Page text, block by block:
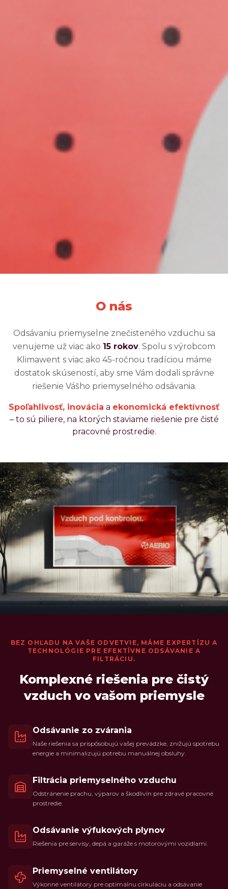
O nás
Odsávaniu priemyselne znečisteného vzduchu sa
venujeme už viac ako 15 rokov. Spolu s výrobcom
Klimawent s viac ako 45-ročnou tradíciou máme
dostatok skúseností, aby sme Vám dodali správne
riešenie Vášho priemyselného odsávania.
Spoľahlivosť, inovácia a ekonomická efektívnosť
– to sú piliere, na ktorých staviame riešenie pre čisté
pracovné prostredie.
BEZ OHĽADU NA VAŠE ODVETVIE, MÁME EXPERTÍZU A
TECHNOLÓGIE PRE EFEKTÍVNE ODSÁVANIE A
FILTRÁCIU.
Komplexné riešenia pre čistý
vzduch vo vašom priemysle
Odsávanie zo zvárania
Naše riešenia sa prispôsobujú vašej prevádzke, znižujú spotrebu
energie a minimalizujú potrebu manuálnej obsluhy.
Filtrácia priemyselného vzduchu
Odstránenie prachu, výparov a škodlivín pre zdravé pracovné
prostredie.
Odsávanie výfukových plynov
Riešenia pre servisy, depá a garáže s motorovými vozidlami.
Priemyselné ventilátory
Výkonné ventilátory pre optimálnu cirkuláciu a odsávanie